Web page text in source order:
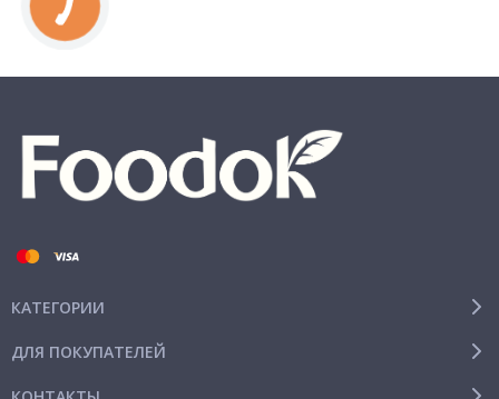
КАТЕГОРИИ
ДЛЯ ПОКУПАТЕЛЕЙ